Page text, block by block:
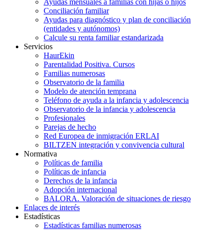
Conciliación familiar
Ayudas para diagnóstico y plan de conciliación
(entidades y autónomos)
Calcule su renta familiar estandarizada
Servicios
HaurEkin
Parentalidad Positiva. Cursos
Familias numerosas
Observatorio de la familia
Modelo de atención temprana
Teléfono de ayuda a la infancia y adolescencia
Observatorio de la infancia y adolescencia
Profesionales
Parejas de hecho
Red Europea de inmigración ERLAI
BILTZEN integración y convivencia cultural
Normativa
Políticas de familia
Políticas de infancia
Derechos de la infancia
Adopción internacional
BALORA. Valoración de situaciones de riesgo
Enlaces de interés
Estadísticas
Estadísticas familias numerosas